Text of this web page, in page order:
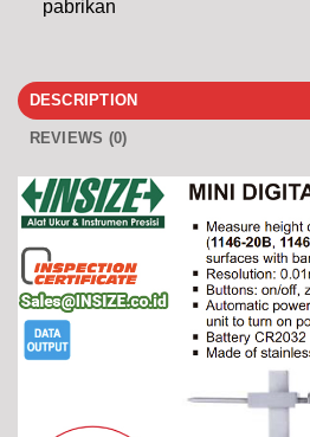
pabrikan
DESCRIPTION
REVIEWS (0)